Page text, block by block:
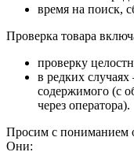
время на поиск,
Проверка товара
проверку
в редких
содержимого (с
через оператора).
Просим с пониманием
Они: